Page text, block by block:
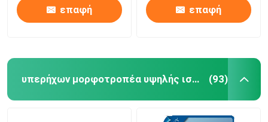
επαφή επαφή
υπερήχων μορφοτροπέα υψηλής ισχύος (93)